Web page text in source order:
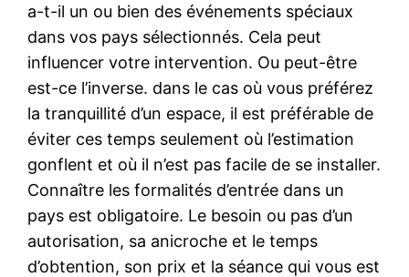
a-t-il un ou bien des événements spéciaux
dans vos pays sélectionnés. Cela peut
influencer votre intervention. Ou peut-être
est-ce l’inverse. dans le cas où vous préférez
la tranquillité d’un espace, il est préférable de
éviter ces temps seulement où l’estimation
gonflent et où il n’est pas facile de se installer.
Connaître les formalités d’entrée dans un
pays est obligatoire. Le besoin ou pas d’un
autorisation, sa anicroche et le temps
d’obtention, son prix et la séance qui vous est